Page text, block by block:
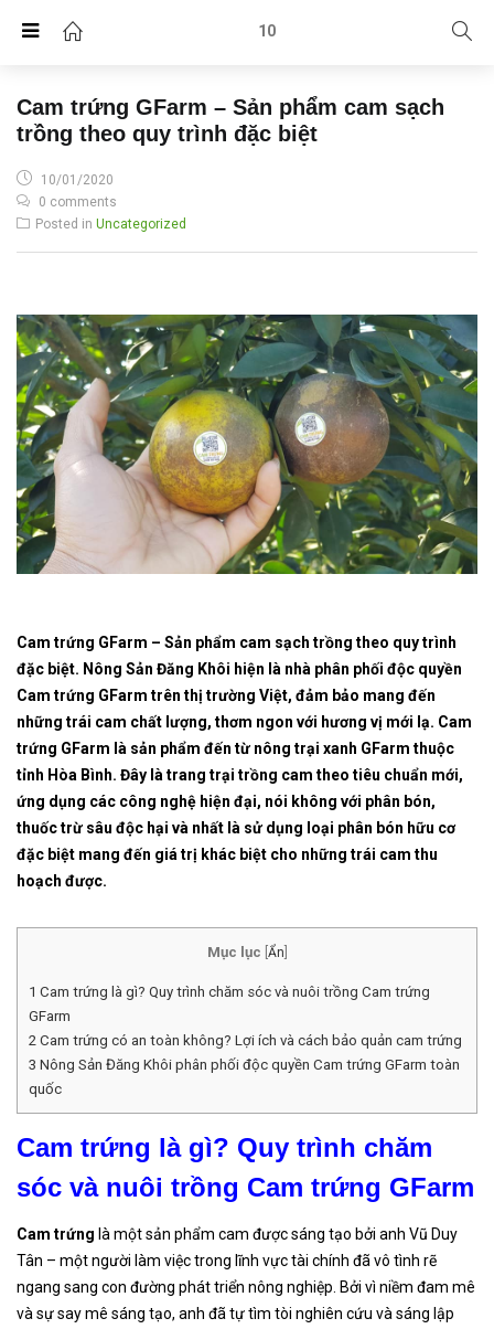
10
Cam trứng GFarm – Sản phẩm cam sạch
trồng theo quy trình đặc biệt
POSTED
ON
10/01/2020
0 comments
Posted in Uncategorized
Cam trứng GFarm – Sản phẩm cam sạch trồng theo quy trình
đặc biệt. Nông Sản Đăng Khôi hiện là nhà phân phối độc quyền
Cam trứng GFarm trên thị trường Việt, đảm bảo mang đến
những trái cam chất lượng, thơm ngon với hương vị mới lạ. Cam
trứng GFarm là sản phẩm đến từ nông trại xanh GFarm thuộc
tỉnh Hòa Bình. Đây là trang trại trồng cam theo tiêu chuẩn mới,
ứng dụng các công nghệ hiện đại, nói không với phân bón,
thuốc trừ sâu độc hại và nhất là sử dụng loại phân bón hữu cơ
đặc biệt mang đến giá trị khác biệt cho những trái cam thu
hoạch được.
Mục lục Ẩn
1 Cam trứng là gì? Quy trình chăm sóc và nuôi trồng Cam trứng
GFarm
2 Cam trứng có an toàn không? Lợi ích và cách bảo quản cam trứng
3 Nông Sản Đăng Khôi phân phối độc quyền Cam trứng GFarm toàn
quốc
Cam trứng là gì? Quy trình chăm
sóc và nuôi trồng Cam trứng GFarm
Cam trứng là một sản phẩm cam được sáng tạo bởi anh Vũ Duy
Tân – một người làm việc trong lĩnh vực tài chính đã vô tình rẽ
ngang sang con đường phát triển nông nghiệp. Bởi vì niềm đam mê
và sự say mê sáng tạo, anh đã tự tìm tòi nghiên cứu và sáng lập